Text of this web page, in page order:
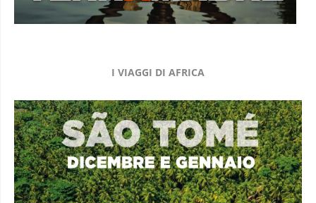
I VIAGGI DI AFRICA